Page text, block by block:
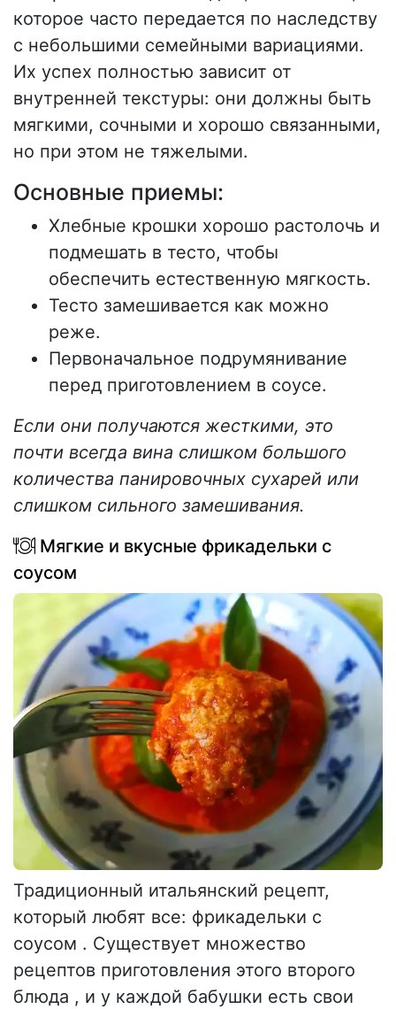
которое часто передается по наследству
с небольшими семейными вариациями.
Их успех полностью зависит от
внутренней текстуры: они должны быть
мягкими, сочными и хорошо связанными,
но при этом не тяжелыми.
Основные приемы:
Хлебные крошки хорошо растолочь и
подмешать в тесто, чтобы
обеспечить естественную мягкость.
Тесто замешивается как можно
реже.
Первоначальное подрумянивание
перед приготовлением в соусе.
Если они получаются жесткими, это
почти всегда вина слишком большого
количества панировочных сухарей или
слишком сильного замешивания.
Мягкие и вкусные фрикадельки с
соусом
Традиционный итальянский рецепт,
который любят все: фрикадельки с
соусом . Существует множество
рецептов приготовления этого второго
блюда , и у каждой бабушки есть свои